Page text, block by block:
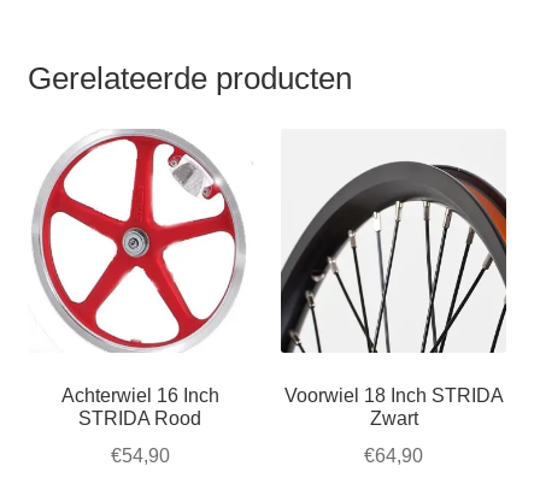
Gerelateerde producten
Achterwiel 16 Inch
STRIDA Rood
€54,90
Voorwiel 18 Inch STRIDA
Zwart
€64,90